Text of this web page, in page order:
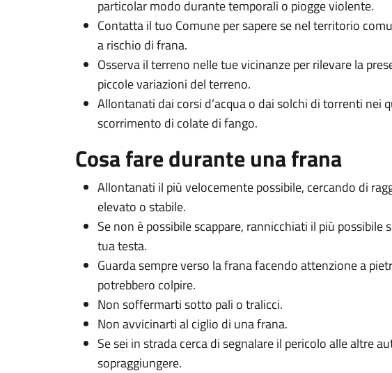
particolar modo durante temporali o piogge violente.
Contatta il tuo Comune per sapere se nel territorio
a rischio di frana.
Osserva il terreno nelle tue vicinanze per rilevare la
piccole variazioni del terreno.
Allontanati dai corsi d’acqua o dai solchi di torrenti nei
scorrimento di colate di fango.
Cosa fare durante una frana
Allontanati il più velocemente possibile, cercando di
elevato o stabile.
Se non è possibile scappare, rannicchiati il più possibile
tua testa.
Guarda sempre verso la frana facendo attenzione a
potrebbero colpire.
Non soffermarti sotto pali o tralicci.
Non avvicinarti al ciglio di una frana.
Se sei in strada cerca di segnalare il pericolo alle altre
sopraggiungere.